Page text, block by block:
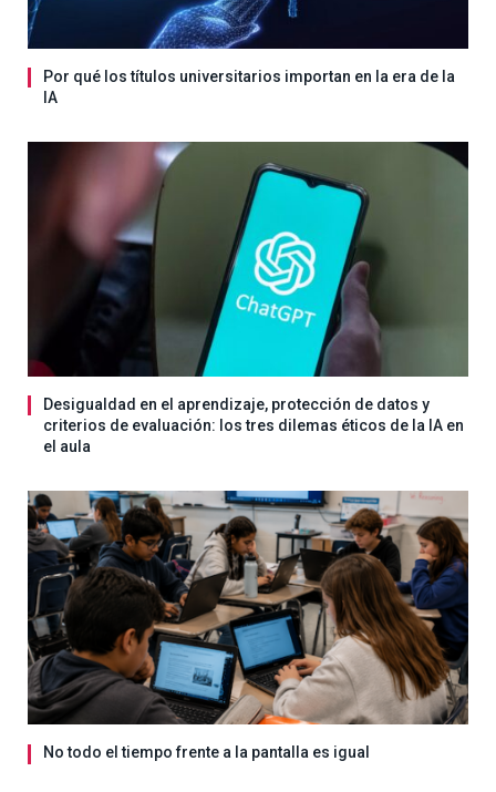
Por qué los títulos universitarios importan en la era de la
IA
Desigualdad en el aprendizaje, protección de datos y
criterios de evaluación: los tres dilemas éticos de la IA en
el aula
No todo el tiempo frente a la pantalla es igual